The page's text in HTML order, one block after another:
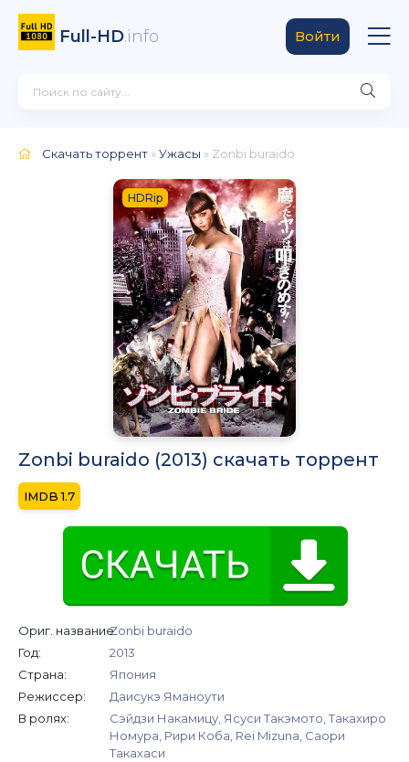
Full-HD.info Войти
Скачать торрент »Ужасы » Zonbi buraido
HDRip
Zonbi buraido (2013) скачать торрент
1.7
Ориг. название:Zonbi buraido
Год:
2013
Страна:
Япония
Режиссер:
Даисукэ Яманоути
В ролях:
Сэйдзи Накамицу, Ясуси Такэмото, Такахиро
Номура, Рири Коба, Rei Mizuna, Саори
Такахаси